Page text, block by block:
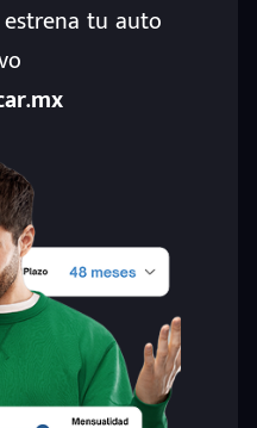
tu auto